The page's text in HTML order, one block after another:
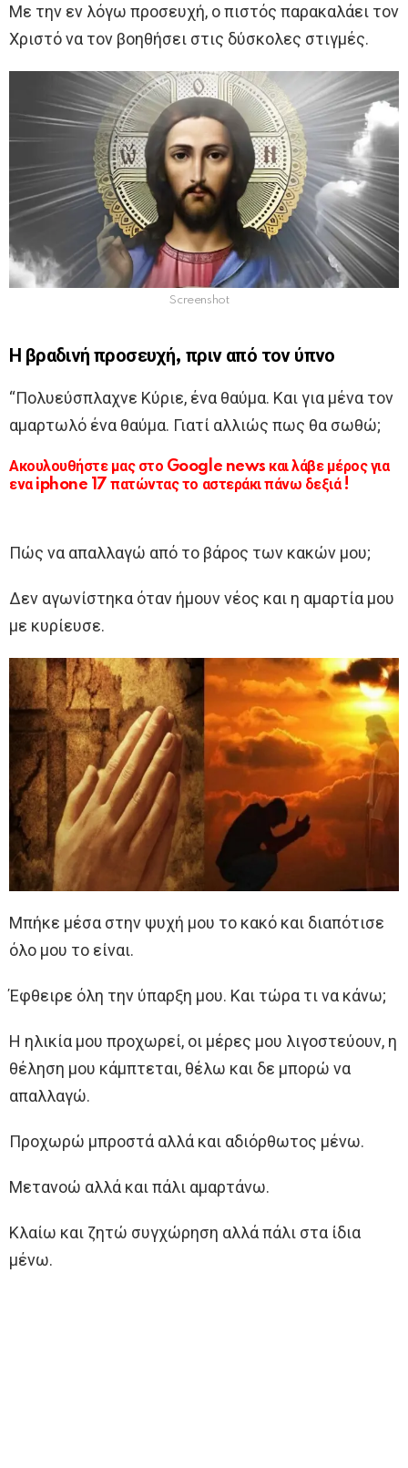
Με την εν λόγω προσευχή, ο πιστός παρακαλάει τον
Χριστό να τον βοηθήσει στις δύσκολες στιγμές.
Screenshot
Η βραδινή προσευχή, πριν από τον ύπνο
“Πολυεύσπλαχνε Κύριε, ένα θαύμα. Και για μένα τον
αμαρτωλό ένα θαύμα. Γιατί αλλιώς πως θα σωθώ;
Ακουλουθήστε μας στο Google news και λάβε μέρος για
ενα iphone 17 πατώντας το αστεράκι πάνω δεξιά !
Πώς να απαλλαγώ από το βάρος των κακών μου;
Δεν αγωνίστηκα όταν ήμουν νέος και η αμαρτία μου
με κυρίευσε.
Μπήκε μέσα στην ψυχή μου το κακό και διαπότισε
όλο μου το είναι.
Έφθειρε όλη την ύπαρξη μου. Και τώρα τι να κάνω;
Η ηλικία μου προχωρεί, οι μέρες μου λιγοστεύουν, η
θέληση μου κάμπτεται, θέλω και δε μπορώ να
απαλλαγώ.
Προχωρώ μπροστά αλλά και αδιόρθωτος μένω.
Μετανοώ αλλά και πάλι αμαρτάνω.
Κλαίω και ζητώ συγχώρηση αλλά πάλι στα ίδια
μένω.